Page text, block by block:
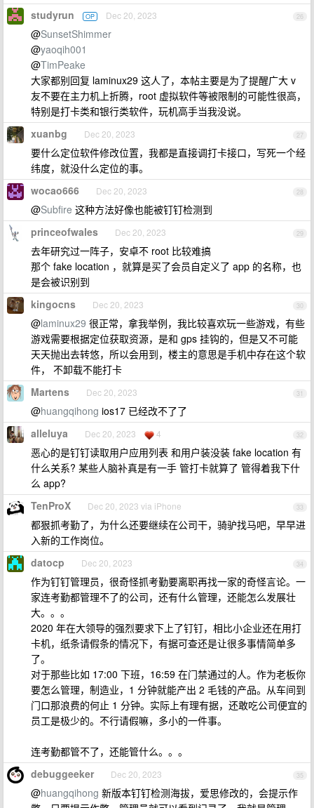
26
studyrun OP Dec 20, 2023
@SunsetShimmer
@yaoqih001
@TimPeake
大家都别回复 laminux29 这人了，本帖主要是为了提醒广大 v
友不要在主力机上折腾，root 虚拟软件等被限制的可能性很高，
特别是打卡类和银行类软件，玩机高手当我没说。
27
xuanbg Dec 20, 2023
要什么定位软件修改位置，我都是直接调打卡接口，写死一个经
纬度，就没什么定位的事。
28
wocao666 Dec 20, 2023
@Subfire 这种方法好像也能被钉钉检测到
29
princeofwales Dec 20, 2023
去年研究过一阵子，安卓不 root 比较难搞
那个 fake location ，就算是买了会员自定义了 app 的名称，也
是会被识别到
30
kingocns Dec 20, 2023
@laminux29 很正常，拿我举例，我比较喜欢玩一些游戏，有些
游戏需要根据定位获取资源，是和 gps 挂钩的，但是又不可能
天天抛出去转悠，所以会用到，楼主的意思是手机中存在这个软
件， 不卸载不能打卡
31
Martens Dec 20, 2023
@huangqihong ios17 已经改不了了
32
alleluya Dec 20, 2023 4
恶心的是钉钉读取用户应用列表 和用户装没装 fake location 有
什么关系? 某些人脑补真是有一手 管打卡就算了 管得着我下什
么 app?
33
TenProX Dec 20, 2023 via iPhone
都狠抓考勤了，为什么还要继续在公司干，骑驴找马吧，早早进
入新的工作岗位。
34
datocp Dec 20, 2023
作为钉钉管理员，很奇怪抓考勤要离职再找一家的奇怪言论。一
家连考勤都管理不了的公司，还有什么管理，还能怎么发展壮
大。。。
2020 年在大领导的强烈要求下上了钉钉，相比小企业还在用打
卡机，纸条请假条的情况下，有据可查还是让很多事情简单多
了。
对于那些比如 17:00 下班，16:59 在门禁通过的人。作为老板你
要怎么管理，制造业，1 分钟就能产出 2 毛钱的产品。从车间到
门口那浪费的何止 1 分钟。实际上有理有据，还敢吃公司便宜的
员工是极少的。不行请假嘛，多小的一件事。
连考勤都管不了，还能管什么。。。
35
debuggeeker Dec 20, 2023
@huangqihong 新版本钉钉检测海拔，爱思修改的，会提示作